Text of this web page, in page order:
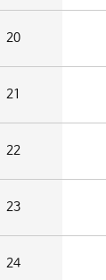
20
21
22
23
24